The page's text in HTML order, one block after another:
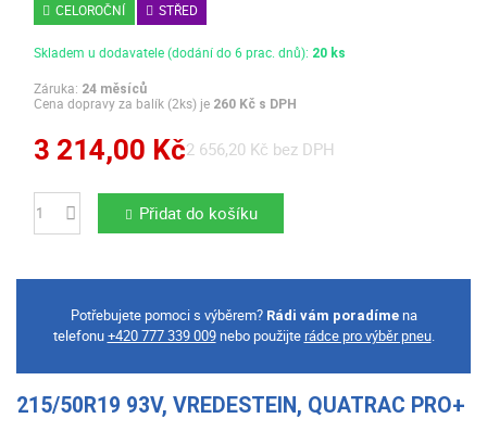
CELOROČNÍ STŘED
Skladem u dodavatele (dodání do 6 prac. dnů): 20 ks
Záruka: 24 měsíců
Cena dopravy za balík (2ks) je 260 Kč s DPH
3 214,00 Kč2 656,20 Kč bez DPH
Počet Přidat do košíku
Potřebujete pomoci s výběrem? Rádi vám poradímena
telefonu+420 777 339 009nebo použijte rádce pro výběr pneu.
215/50R19 93V, VREDESTEIN, QUATRAC PRO+